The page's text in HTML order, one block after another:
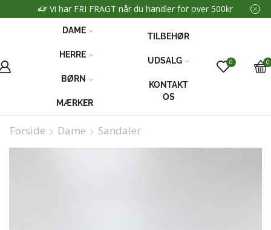
Vi har FRI FRAGT når du handler for over 500kr
DAME
HERRE
BØRN
MÆRKER
TILBEHØR
UDSALG
KONTAKT
OS
0 0
Forside Dame Sandaler